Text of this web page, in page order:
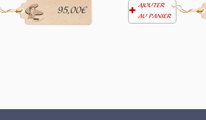
95,00€
AJOUTER
AU PANIER